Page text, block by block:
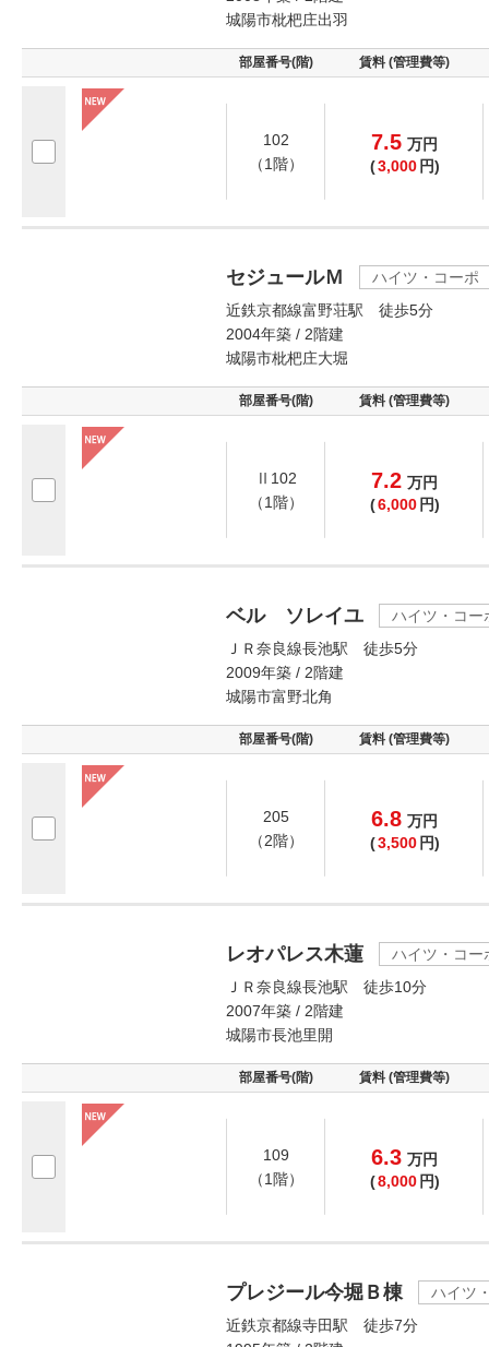
城陽市枇杷庄出羽
部屋番号(階) 賃料 (管理費等)
102
（1階）
7.5 万円
(3,000 円)
セジュールＭ
ハイツ・コーポ
近鉄京都線富野荘駅 徒歩5分
2004年築 / 2階建
城陽市枇杷庄大堀
部屋番号(階) 賃料 (管理費等)
Ⅱ102
（1階）
7.2 万円
(6,000 円)
ベル ソレイユ
ハイツ・コー
ＪＲ奈良線長池駅 徒歩5分
2009年築 / 2階建
城陽市富野北角
部屋番号(階) 賃料 (管理費等)
205
（2階）
6.8 万円
(3,500 円)
レオパレス木蓮
ハイツ・コー
ＪＲ奈良線長池駅 徒歩10分
2007年築 / 2階建
城陽市長池里開
部屋番号(階) 賃料 (管理費等)
109
（1階）
6.3 万円
(8,000 円)
プレジール今堀Ｂ棟
ハイツ
近鉄京都線寺田駅 徒歩7分